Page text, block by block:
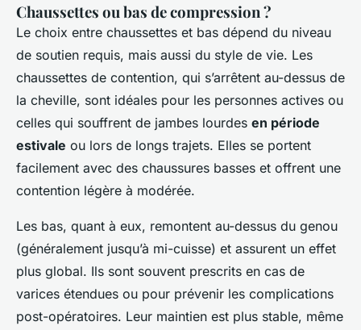
Chaussettes ou bas de compression ?
Le choix entre chaussettes et bas dépend du niveau
de soutien requis, mais aussi du style de vie. Les
chaussettes de contention, qui s’arrêtent au-dessus de
la cheville, sont idéales pour les personnes actives ou
celles qui souffrent de jambes lourdes en période
estivale ou lors de longs trajets. Elles se portent
facilement avec des chaussures basses et offrent une
contention légère à modérée.
Les bas, quant à eux, remontent au-dessus du genou
(généralement jusqu’à mi-cuisse) et assurent un effet
plus global. Ils sont souvent prescrits en cas de
varices étendues ou pour prévenir les complications
post-opératoires. Leur maintien est plus stable, même